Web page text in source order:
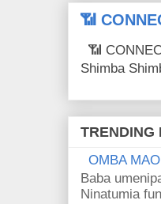
📶
📶
Shimba
TRENDING
OMBA
Baba
Ninatumia